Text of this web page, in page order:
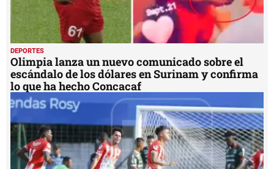
DEPORTES
Olimpia lanza un nuevo comunicado sobre el
escándalo de los dólares en Surinam y confirma
lo que ha hecho Concacaf